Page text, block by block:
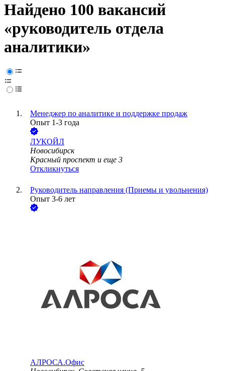
Найдено 100 вакансий
«руководитель отдела
аналитики»
Менеджер по аналитике и поддержке продаж
Опыт 1-3 года
ЛУКОЙЛ
Новосибирск
Красный проспект и еще 3
Откликнуться
Руководитель направления (Приемы и увольнения)
Опыт 3-6 лет
АЛРОСА.Офис